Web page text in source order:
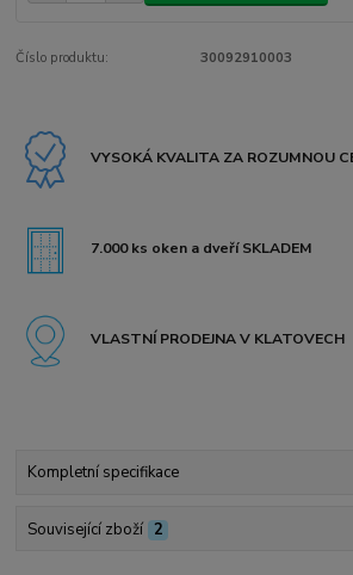
Číslo produktu: 30092910003
VYSOKÁ KVALITA ZA ROZUMNOU
7.000 ks oken a dveří SKLADEM
VLASTNÍ PRODEJNA V KLATOVECH
Kompletní specifikace
Související zboží 2